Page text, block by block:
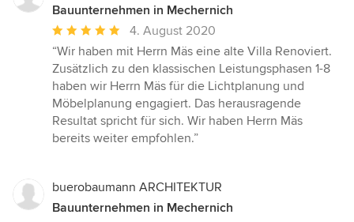
Bauunternehmen in Mechernich
Durchschnittliche
Bewertung:
5
von
5
Sternen
4. August 2020
“Wir haben mit Herrn Mäs eine alte Villa Renoviert.
Zusätzlich zu den klassischen Leistungsphasen 1-8
haben wir Herrn Mäs für die Lichtplanung und
Möbelplanung engagiert. Das herausragende
Resultat spricht für sich. Wir haben Herrn Mäs
bereits weiter empfohlen.”
buerobaumann ARCHITEKTUR
Bauunternehmen in Mechernich